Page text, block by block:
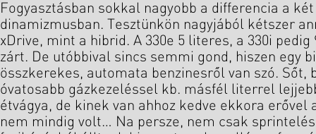
Fogyasztásban sokkal nagyobb a differencia a
dinamizmusban. Tesztünkön nagyjából kétszer
xDrive, mint a hibrid. A 330e 5 literes, a 330i
zárt. De utóbbival sincs semmi gond, hiszen egy
összkerekes, automata benzinesről van szó. Sőt,
óvatosabb gázkezeléssel kb. másfél literrel
étvágya, de kinek van ahhoz kedve ekkora
nem mindig volt… Na persze, nem csak